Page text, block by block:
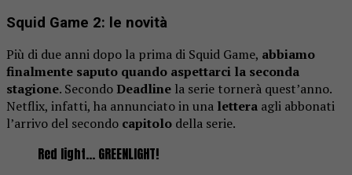
Squid Game 2: le novità
Più di due anni dopo la prima di Squid Game, abbiamo
finalmente saputo quando aspettarci la seconda
stagione. Secondo Deadline la serie tornerà quest’anno.
Netflix, infatti, ha annunciato in una lettera agli abbonati
l’arrivo del secondo capitolo della serie.
Red light… GREENLIGHT!